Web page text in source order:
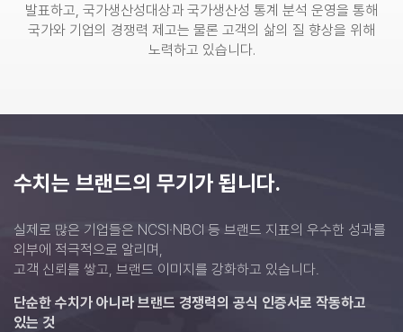
발표하고, 국가생산성대상과 국가생산성 통계 분석 운영을 통해
국가와 기업의 경쟁력 제고는 물론 고객의 삶의 질 향상을 위해
노력하고 있습니다.
수치는 브랜드의 무기가 됩니다.
실제로 많은 기업들은 NCSI·NBCI 등 브랜드 지표의 우수한 성과를
외부에 적극적으로 알리며,
고객 신뢰를 쌓고, 브랜드 이미지를 강화하고 있습니다.
단순한 수치가 아니라 브랜드 경쟁력의 공식 인증서로 작동하고
있는 것